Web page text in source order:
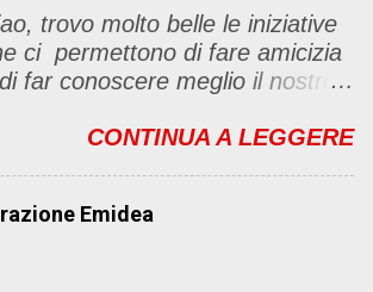
trovo molto belle le iniziative
ci permettono di fare amicizia
far conoscere meglio il nostro
"party" dell'amicizia .... Mi
ma anche di sentimenti ed
Non siete obbligate a
CONTINUA A LEGGERE
Emidea